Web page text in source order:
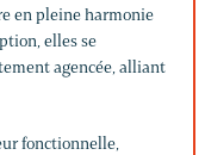
en pleine harmonie
elles se
agencée, alliant
fonctionnelle,